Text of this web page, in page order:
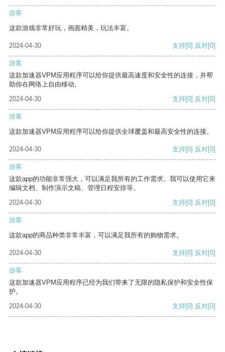
游客
这款游戏非常好玩，画面精美，玩法丰富。
2024-04-30 支持[0] 反对[0]
游客
这款加速器VPM应用程序可以给你提供最高速度和安全性的连接，并帮
助你在网络上自由移动。
2024-04-30
支持[0] 反对[0]
游客
这款加速器VPM应用程序可以给你提供全球覆盖和最高安全性的连接。
2024-04-30 支持[0] 反对[0]
游客
这款app的功能非常强大，可以满足我所有的工作需求。我可以使用它来
编辑文档、制作演示文稿、管理日程安排等。
2024-04-30
支持[0] 反对[0]
游客
这款app的商品种类非常丰富，可以满足我所有的购物需求。
2024-04-30 支持[0] 反对[0]
游客
这款加速器VPM应用程序已经为我们带来了无限的隐私保护和安全性保
护。
2024-04-30
支持[0] 反对[0]